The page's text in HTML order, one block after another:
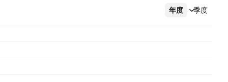
年度 季度
更多